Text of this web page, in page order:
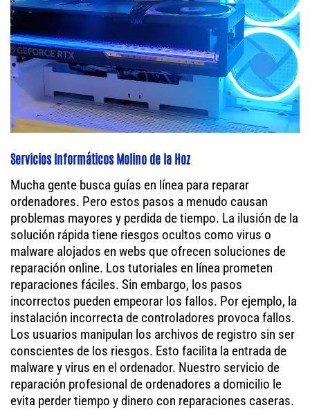
Servicios Informáticos Molino de la Hoz
Mucha gente busca guías en línea para reparar
ordenadores. Pero estos pasos a menudo causan
problemas mayores y perdida de tiempo. La ilusión de la
solución rápida tiene riesgos ocultos como virus o
malware alojados en webs que ofrecen soluciones de
reparación online. Los tutoriales en línea prometen
reparaciones fáciles. Sin embargo, los pasos
incorrectos pueden empeorar los fallos. Por ejemplo, la
instalación incorrecta de controladores provoca fallos.
Los usuarios manipulan los archivos de registro sin ser
conscientes de los riesgos. Esto facilita la entrada de
malware y virus en el ordenador. Nuestro servicio de
reparación profesional de ordenadores a domicilio le
evita perder tiempo y dinero con reparaciones caseras.